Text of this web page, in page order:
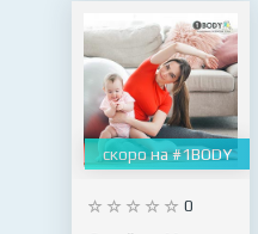
скоро на #1BODY
0